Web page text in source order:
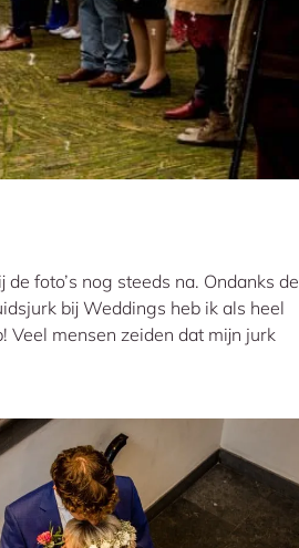
foto’s nog steeds na. Ondanks de
bij Weddings heb ik als heel
Veel mensen zeiden dat mijn jurk